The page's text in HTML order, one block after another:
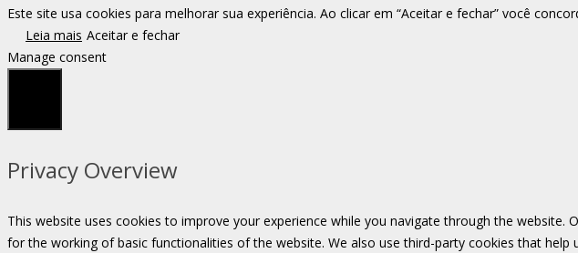
Este site usa cookies para melhorar sua experiência. Ao clicar em “Aceitar e fechar” você
Leia mais Aceitar e fechar
Manage consent
Privacy Overview
This website uses cookies to improve your experience while you navigate through the
for the working of basic functionalities of the website. We also use third-party cookies that